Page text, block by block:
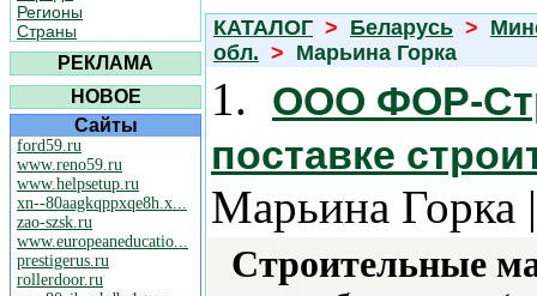
Регионы
Страны
РЕКЛАМА
НОВОЕ
Сайты
ford59.ru
www.reno59.ru
www.helpsetup.ru
xn--80aagkqppxqe8h.x...
zao-szsk.ru
www.europeaneducatio...
prestigerus.ru
rollerdoor.ru
КАТАЛОГ > Беларусь >
обл. > Марьина Горка
1.
ООО ФОР-
поставке
Марьина Горка
Строительные